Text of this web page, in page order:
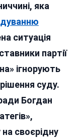
яка
ситуація
партії
ігнорують
суду.
Богдан
своєрідну